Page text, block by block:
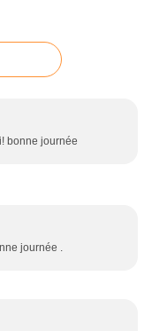
bonne journée
journée .